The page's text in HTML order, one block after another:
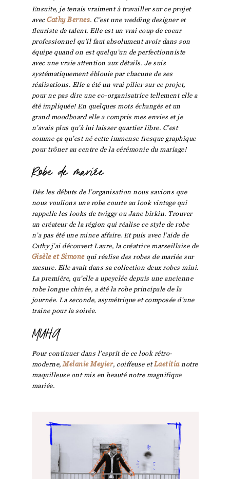
Ensuite, je tenais vraiment à travailler sur ce projet
avecCathy Bernes. C’est une wedding designer et
fleuriste de talent. Elle est un vrai coup de coeur
professionnel qu’il faut absolument avoir dans son
équipe quand on est quelqu’un de perfectionniste
avec une vraie attention aux détails. Je suis
systématiquement éblouie par chacune de ses
réalisations. Elle a été un vrai pilier sur ce projet,
pour ne pas dire une co-organisatrice tellement elle a
été impliquée! En quelques mots échangés et un
grand moodboard elle a compris mes envies et je
n’avais plus qu’à lui laisser quartier libre. C’est
comme ça qu’est né cette immense fresque graphique
pour trôner au centre de la cérémonie du mariage!
Robe de mariée
Dès les débuts de l’organisation nous savions que
nous voulions une robe courte au look vintage qui
rappelle les looks de twiggy ou Jane birkin. Trouver
un créateur de la région qui réalise ce style de robe
n’a pas été une mince affaire. Et puis avec l’aide de
Cathy j’ai découvert Laure, la créatrice marseillaise de
Gisèle et Simonequi réalise des robes de mariée sur
mesure. Elle avait dans sa collection deux robes mini.
La première, qu’elle a upcyclée depuis une ancienne
robe longue chinée, a été la robe principale de la
journée. La seconde, asymétrique et composée d’une
traine pour la soirée.
MUHA
Pour continuer dans l’esprit de ce look rétro-
moderne,Melanie Meyier, coiffeuse etLaetitianotre
maquilleuse ont mis en beauté notre magnifique
mariée.